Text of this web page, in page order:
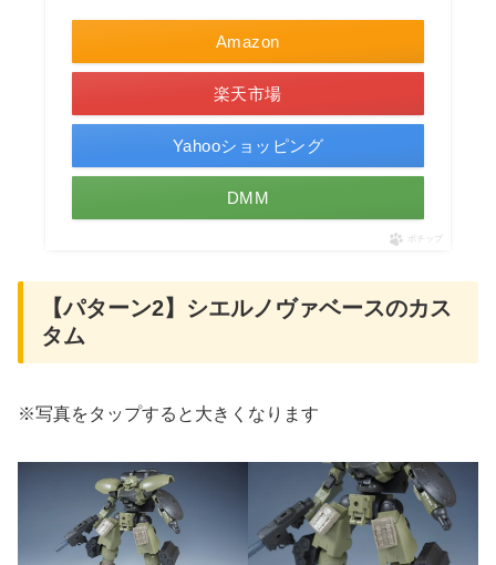
Amazon
楽天市場
Yahooショッピング
DMM
ポチップ
【パターン2】シエルノヴァベースのカス
タム
※写真をタップすると大きくなります